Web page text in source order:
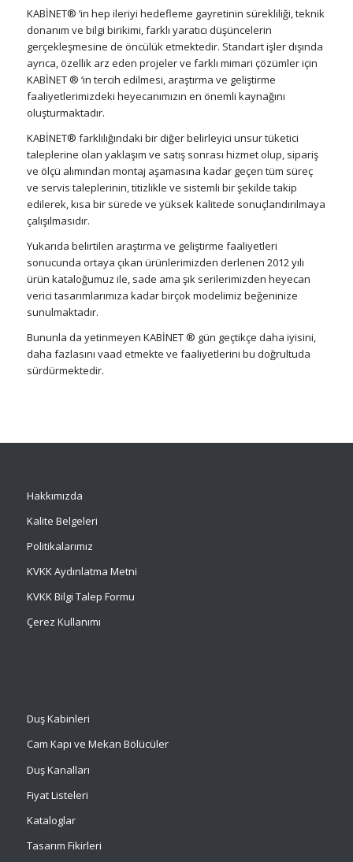
KABİNET® ‘in hep ileriyi hedefleme gayretinin sürekliliği, teknik
donanım ve bilgi birikimi, farklı yaratıcı düşüncelerin
gerçekleşmesine de öncülük etmektedir. Standart işler dışında
ayrıca, özellik arz eden projeler ve farklı mimari çözümler için
KABİNET ® ‘in tercih edilmesi, araştırma ve geliştirme
faaliyetlerimizdeki heyecanımızın en önemli kaynağını
oluşturmaktadır.
KABİNET® farklılığındaki bir diğer belirleyici unsur tüketici
taleplerine olan yaklaşım ve satış sonrası hizmet olup, sipariş
ve ölçü alımından montaj aşamasına kadar geçen tüm süreç
ve servis taleplerinin, titizlikle ve sistemli bir şekilde takip
edilerek, kısa bir sürede ve yüksek kalitede sonuçlandırılmaya
çalışılmasıdır.
Yukarıda belirtilen araştırma ve geliştirme faaliyetleri
sonucunda ortaya çıkan ürünlerimizden derlenen 2012 yılı
ürün kataloğumuz ile, sade ama şık serilerimizden heyecan
verici tasarımlarımıza kadar birçok modelimiz beğeninize
sunulmaktadır.
Bununla da yetinmeyen KABİNET ® gün geçtikçe daha iyisini,
daha fazlasını vaad etmekte ve faaliyetlerini bu doğrultuda
sürdürmektedir.
Hakkımızda
Kalite Belgeleri
Politikalarımız
KVKK Aydınlatma Metni
KVKK Bilgi Talep Formu
Çerez Kullanımı
Duş Kabinleri
Cam Kapı ve Mekan Bölücüler
Duş Kanalları
Fiyat Listeleri
Kataloglar
Tasarım Fikirleri